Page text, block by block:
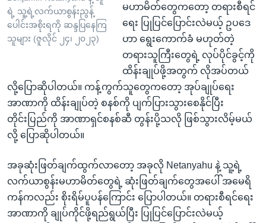
ရဲ့ သူ့ရဲ့လက်ယာစွန်းညွန့်
ပေါင်းအစိုးရကို ဆန္ဒပြနေကြ
သူများ (ဇူလိုင် ၂၄၊ ၂၀၂၃)
မဟာမိတ်တွေကတော့ တရားစီရင်
ရေး ပြုပြင်ပြောင်းလဲမယ့် ဥပဒေ
ဟာ ရွေးကောက်ခံ မဟုတ်တဲ့
တရားသူကြီးတွေရဲ့ လုပ်ပိုင်ခွင့်ကို
ထိန်းချုပ်ဖို့အတွက် လိုအပ်တယ်
လို့ပြောဆိုပါတယ်။ ကန့်ကွက်သူတွေကတော့ အုပ်ချုပ်ရေး
အာဏာကို ထိန်းချုပ်တဲ့ စနစ်ကို ပျက်ပြားသွားစေနိုင်ပြီး
တိုင်းပြည်ကို အာဏာရှင်စနစ်ဆီ တွန်းပို့သလို ဖြစ်သွားလိမ့်မယ်
လို့ ပြောဆိုပါတယ်။
အခုဆုံးဖြတ်ချက်ထွက်လာတော့ အခုလို Netanyahu နဲ့ သူ့ရဲ့
လက်ယာစွန်းမဟာမိတ်တွေရဲ့ ဆုံးဖြတ်ချက်တွေအပေါ် အမေရိ
ကန်ကလည်း စိုးရိမ်ပူပန်ကြောင်း ပြောပါတယ်။ တရားစီရင်ရေး
အာဏာကို ချုပ်ကိုင်ဖို့ရည်ရွယ်ပြီး ပြုပြင်ပြောင်းလဲမယ့်